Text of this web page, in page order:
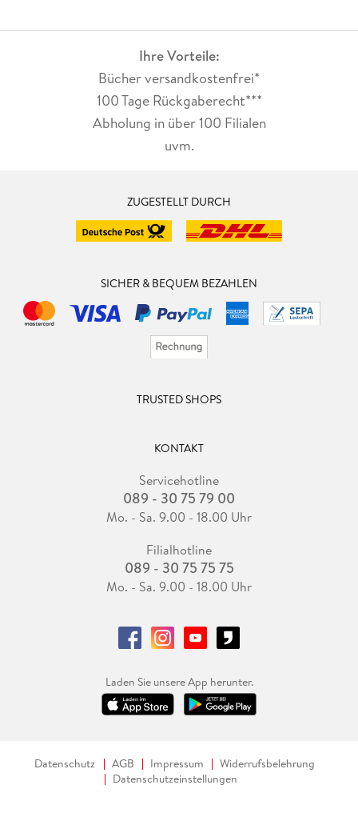
Ihre Vorteile:
Bücher versandkostenfrei*
100 Tage Rückgaberecht***
Abholung in über 100 Filialen
uvm.
ZUGESTELLT DURCH
SICHER & BEQUEM BEZAHLEN
TRUSTED SHOPS
KONTAKT
Servicehotline
089 - 30 75 79 00
Mo. - Sa. 9.00 - 18.00 Uhr
Filialhotline
089 - 30 75 75 75
Mo. - Sa. 9.00 - 18.00 Uhr
Laden Sie unsere App herunter.
Datenschutz AGB Impressum
Widerrufsbelehrung
Datenschutzeinstellungen